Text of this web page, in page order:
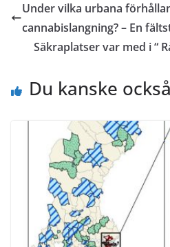
Under vilka urbana
cannabislangning? – En
Säkraplatser var med i “
Du kanske